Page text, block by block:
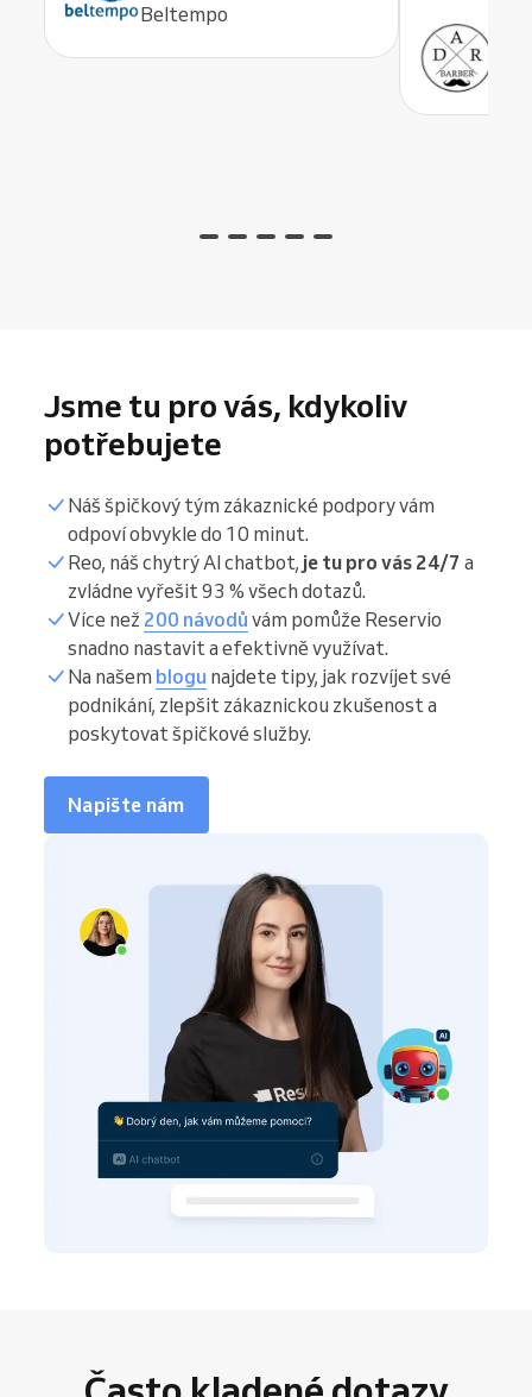
Beltempo
Jsme tu pro vás, kdykoliv
potřebujete
Náš špičkový tým zákaznické podpory vám
odpoví obvykle do 10 minut.
Reo, náš chytrý AI chatbot, je tu pro vás 24/7 a
zvládne vyřešit 93 % všech dotazů.
Více než 200 návodů vám pomůže Reservio
snadno nastavit a efektivně využívat.
Na našem blogu najdete tipy, jak rozvíjet své
podnikání, zlepšit zákaznickou zkušenost a
poskytovat špičkové služby.
Napište nám